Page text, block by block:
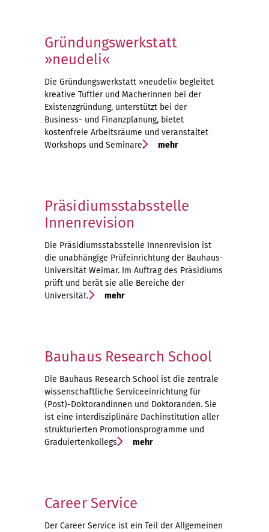
Gründungswerkstatt
»neudeli«
Die Gründungswerkstatt »neudeli« begleitet
kreative Tüftler und Macherinnen bei der
Existenzgründung, unterstützt bei der
Business- und Finanzplanung, bietet
kostenfreie Arbeitsräume und veranstaltet
Workshops und Seminare.
mehr
Präsidiumsstabsstelle
Innenrevision
Die Präsidiumsstabsstelle Innenrevision ist
die unabhängige Prüfeinrichtung der Bauhaus-
Universität Weimar. Im Auftrag des Präsidiums
prüft und berät sie alle Bereiche der
Universität.
mehr
Bauhaus Research School
Die Bauhaus Research School ist die zentrale
wissenschaftliche Serviceeinrichtung für
(Post)-Doktorandinnen und Doktoranden. Sie
ist eine interdisziplinäre Dachinstitution aller
strukturierten Promotionsprogramme und
Graduiertenkollegs.
mehr
Career Service
Der Career Service ist ein Teil der Allgemeinen